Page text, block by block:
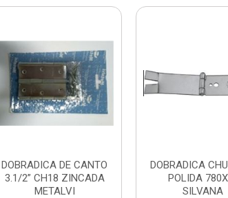
DOBRADICA DE CANTO
3.1/2” CH18 ZINCADA
METALVI
DOBRADICA
POLIDA
SILVANA